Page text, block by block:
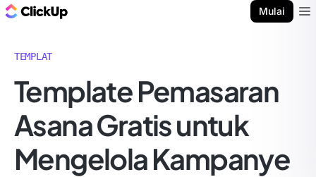
Mulai
TEMPLAT
Template Pemasaran
Asana Gratis untuk
Mengelola Kampanye